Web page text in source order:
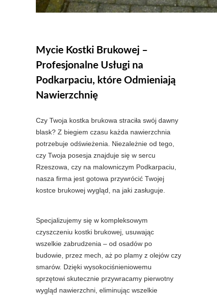
Mycie Kostki Brukowej –
Profesjonalne Usługi na
Podkarpaciu, które Odmieniają
Nawierzchnię
Czy Twoja kostka brukowa straciła swój dawny
blask? Z biegiem czasu każda nawierzchnia
potrzebuje odświeżenia. Niezależnie od tego,
czy Twoja posesja znajduje się w sercu
Rzeszowa, czy na malowniczym Podkarpaciu,
nasza firma jest gotowa przywrócić Twojej
kostce brukowej wygląd, na jaki zasługuje.
Specjalizujemy się w kompleksowym
czyszczeniu kostki brukowej, usuwając
wszelkie zabrudzenia – od osadów po
budowie, przez mech, aż po plamy z olejów czy
smarów. Dzięki wysokociśnieniowemu
sprzętowi skutecznie przywracamy pierwotny
wygląd nawierzchni, eliminując wszelkie